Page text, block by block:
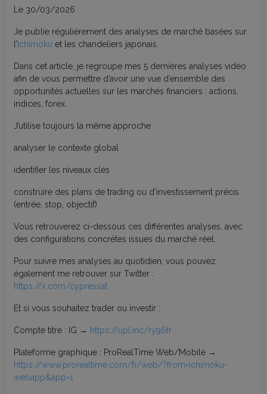
Le 30/03/2026
Je publie régulièrement des analyses de marché basées sur
l’ Ichimoku et les chandeliers japonais.
Dans cet article, je regroupe mes 5 dernières analyses vidéo
afin de vous permettre d’avoir une vue d’ensemble des
opportunités actuelles sur les marchés financiers : actions,
indices, forex.
J’utilise toujours la même approche :
analyser le contexte global
identifier les niveaux clés
construire des plans de trading ou d'investissement précis
(entrée, stop, objectif)
Vous retrouverez ci-dessous ces différentes analyses, avec
des configurations concrètes issues du marché réel.
Pour suivre mes analyses au quotidien, vous pouvez
également me retrouver sur Twitter :
https://x.com/cypressat
Et si vous souhaitez trader ou investir :
Compte titre : IG → https://upl.inc/ry96fr
Plateforme graphique : ProRealTime Web/Mobile →
https://www.prorealtime.com/fr/web/?from=ichimoku-
webapp&app=1